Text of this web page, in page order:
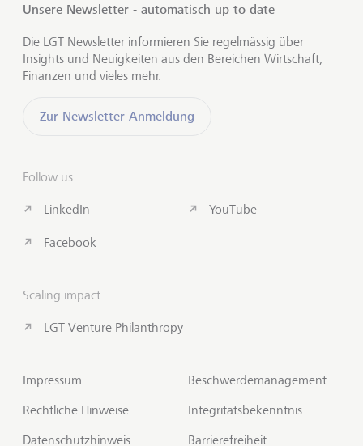
Unsere Newsletter - automatisch up to date
Die LGT Newsletter informieren Sie regelmässig über
Insights und Neuigkeiten aus den Bereichen Wirtschaft,
Finanzen und vieles mehr.
Zur Newsletter-Anmeldung
Follow us
LinkedIn
Facebook
YouTube
Scaling impact
LGT Venture Philanthropy
Impressum
Rechtliche Hinweise
Datenschutzhinweis
Beschwerdemanagement
Integritätsbekenntnis
Barrierefreiheit